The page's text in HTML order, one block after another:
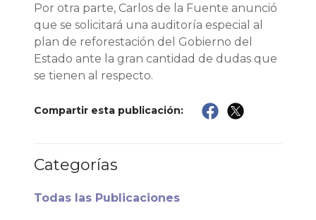
Por otra parte, Carlos de la Fuente anunció
que se solicitará una auditoría especial al
plan de reforestación del Gobierno del
Estado ante la gran cantidad de dudas que
se tienen al respecto.
Compartir esta publicación:
Categorías
Todas las Publicaciones